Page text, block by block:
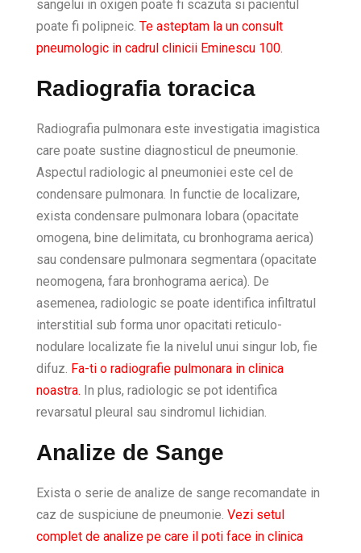
sangelui in oxigen poate fi scazuta si pacientul
poate fi polipneic. Te asteptam la un consult
pneumologic in cadrul clinicii Eminescu 100.
Radiografia toracica
Radiografia pulmonara este investigatia imagistica
care poate sustine diagnosticul de pneumonie.
Aspectul radiologic al pneumoniei este cel de
condensare pulmonara. In functie de localizare,
exista condensare pulmonara lobara (opacitate
omogena, bine delimitata, cu bronhograma aerica)
sau condensare pulmonara segmentara (opacitate
neomogena, fara bronhograma aerica). De
asemenea, radiologic se poate identifica infiltratul
interstitial sub forma unor opacitati reticulo-
nodulare localizate fie la nivelul unui singur lob, fie
difuz. Fa-ti o radiografie pulmonara in clinica
noastra. In plus, radiologic se pot identifica
revarsatul pleural sau sindromul lichidian.
Analize de Sange
Exista o serie de analize de sange recomandate in
caz de suspiciune de pneumonie. Vezi setul
complet de analize pe care il poti face in clinica